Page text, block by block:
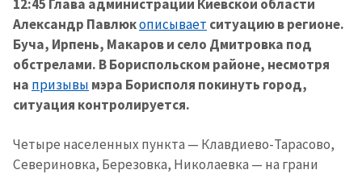
12:45 Глава администрации Киевской области
Александр Павлюкописывает ситуацию в регионе.
Буча, Ирпень, Макаров и село Дмитровка под
обстрелами. В Бориспольском районе, несмотря
на призывы мэра Борисполя покинуть город,
ситуация контролируется.
Четыре населенных пункта — Клавдиево-Тарасово,
Севериновка, Березовка, Николаевка — на грани
КОНТАКТНЫЙ ИСТОЧНИК
Анонимный источник
Имя + Моё имя
Электронная почта
+ Мой email